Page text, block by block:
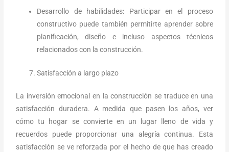
Desarrollo de habilidades: Participar en el proceso
constructivo puede también permitirte aprender sobre
planificación, diseño e incluso aspectos técnicos
relacionados con la construcción.
Satisfacción a largo plazo
La inversión emocional en la construcción se traduce en una
satisfacción duradera. A medida que pasen los años, ver
cómo tu hogar se convierte en un lugar lleno de vida y
recuerdos puede proporcionar una alegría continua. Esta
satisfacción se ve reforzada por el hecho de que has creado